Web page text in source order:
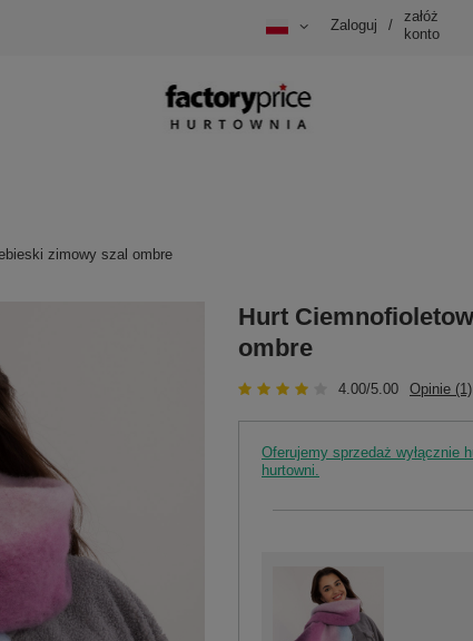
Zaloguj /
załóż
konto
zimowy szal ombre
Hurt
ombre
4.00/5.00 Opinie (1)
Oferujemy sprzedaż wyłącznie
hurtowni.